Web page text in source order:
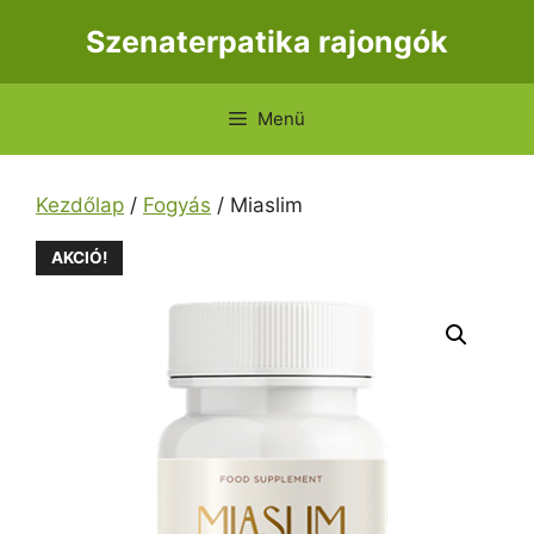
Szenaterpatika rajongók
Menü
Kezdőlap / Fogyás / Miaslim
AKCIÓ!